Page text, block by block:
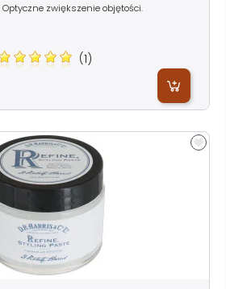
zwiększenie objętości.
(1)